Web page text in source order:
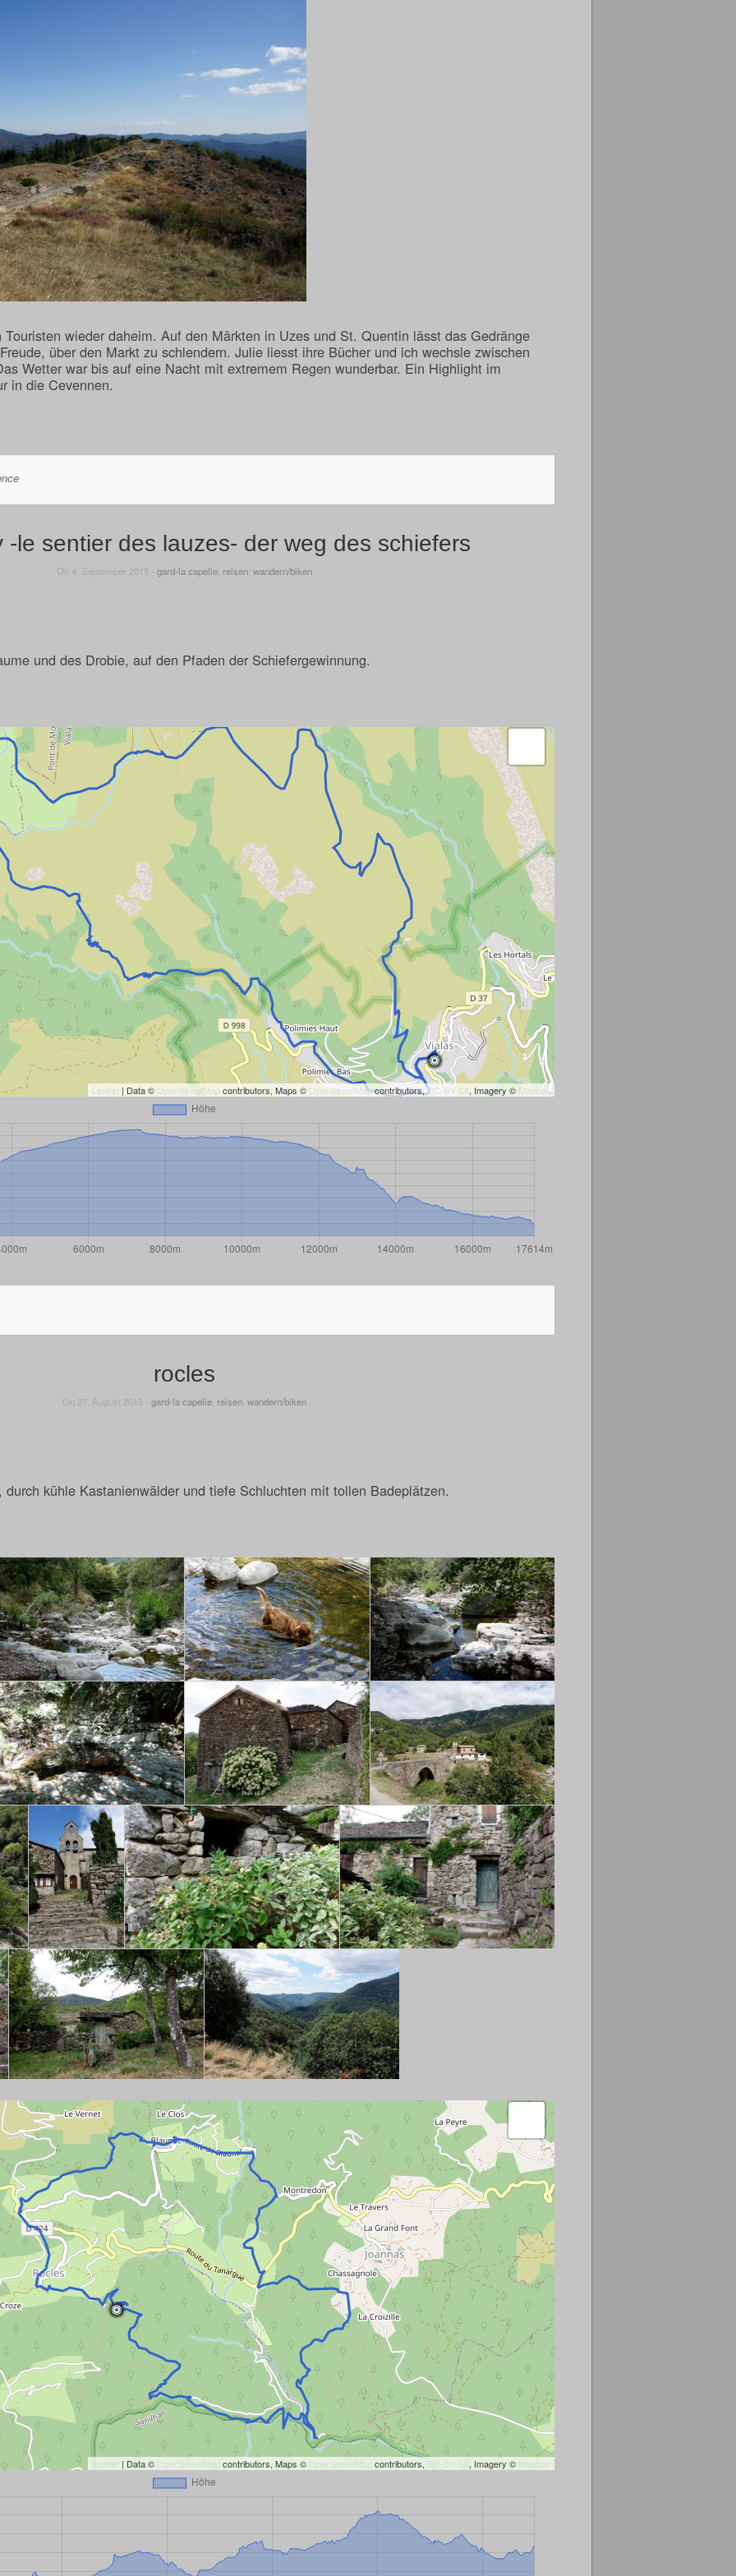
wieder daheim. Auf den Märkten in Uzes und St. Quentin lässt das Gedränge
über den Markt zu schlendern. Julie liesst ihre Bücher und ich wechsle zwischen
Wetter war bis auf eine Nacht mit extremem Regen wunderbar. Ein Highlight im
in die Cevennen.
-le sentier des lauzes- der weg des schiefers
On 4. September 2015 - gard-la capelle, reisen, wandern/biken
und des Drobie, auf den Pfaden der Schiefergewinnung.
Leaflet | Data © OpenStreetMap contributors, Maps © OpenStreetMapcontributors,CC-BY-SA, Imagery © Mapbox
rocles
On 27. August 2015 - gard-la capelle, reisen, wandern/biken
durch kühle Kastanienwälder und tiefe Schluchten mit tollen Badeplätzen.
Leaflet | Data © OpenStreetMap contributors, Maps © OpenStreetMap contributors,CC-BY-SA, Imagery © Mapbox